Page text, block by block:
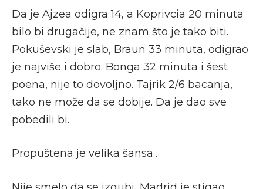
Da je Ajzea odigra 14, a Koprivcia 20 minuta
bilo bi drugačije, ne znam što je tako biti.
Pokuševski je slab, Braun 33 minuta, odigrao
je najviše i dobro. Bonga 32 minuta i šest
poena, nije to dovoljno. Tajrik 2/6 bacanja,
tako ne može da se dobije. Da je dao sve
pobedili bi.
Propuštena je velika šansa…